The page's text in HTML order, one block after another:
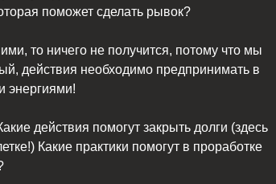
поможет сделать рывок?
то ничего не получится, потому что мы
действия необходимо предпринимать в
энергиями!
действия помогут закрыть долги (здесь
Какие практики помогут в проработке